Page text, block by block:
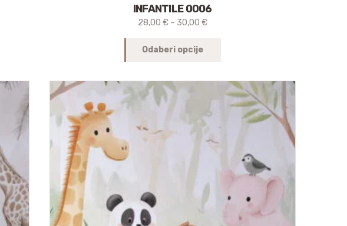
INFANTILE 0006
28,00 € – 30,00 €
Odaberi opcije